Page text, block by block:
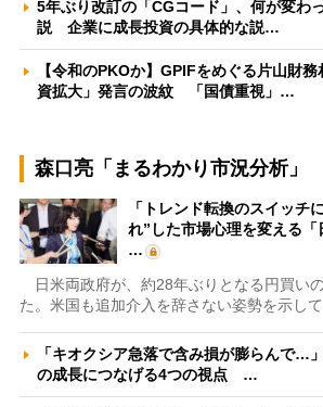
5年ぶり改訂の「CGコード」、何が変わ
説 企業に成長投資の具体的な説…
【令和のPKOか】GPIFをめぐる片山財
資拡大」発言の波紋 「国債重視」…
森口亮「まるわかり市況分析」
「トレンド転換のスイッチ
れ”した市場心理を変える「
…
日米両政府が、約28年ぶりとなる円買い
た。米国も追加介入を辞さない姿勢を示し
「キオクシア急落で含み損が膨らんで…
の成長につなげる4つの視点 …